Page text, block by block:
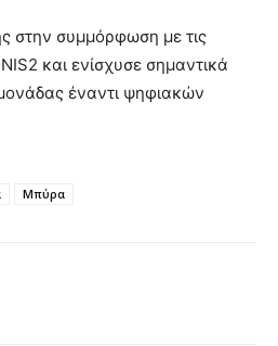
στην συμμόρφωση με τις
και ενίσχυσε σημαντικά
έναντι ψηφιακών
Μπύρα